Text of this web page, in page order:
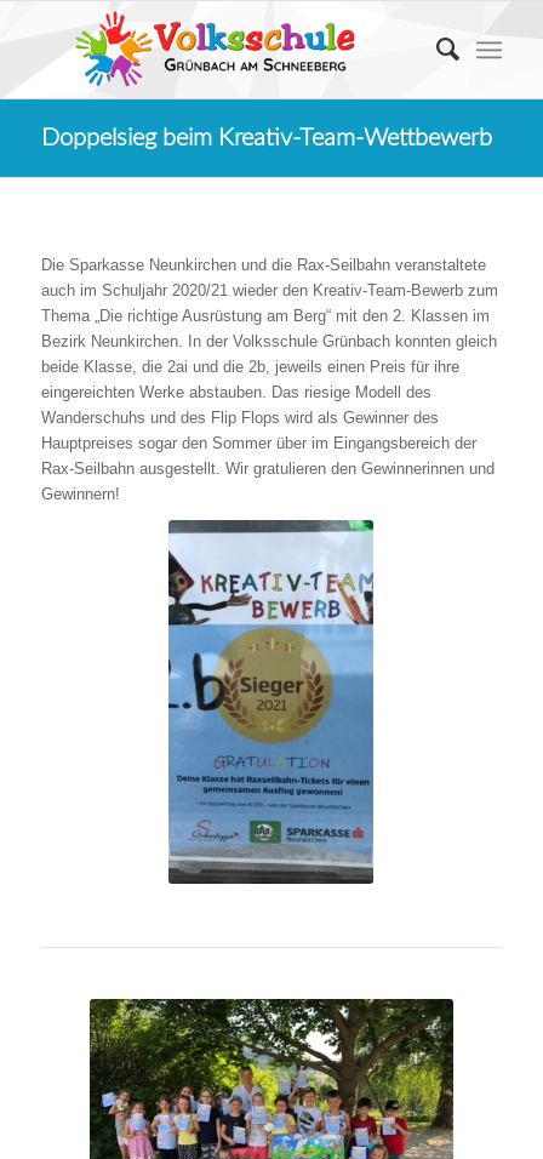
Doppelsieg beim Kreativ-Team-Wettbewerb
Die Sparkasse Neunkirchen und die Rax-Seilbahn veranstaltete
auch im Schuljahr 2020/21 wieder den Kreativ-Team-Bewerb zum
Thema „Die richtige Ausrüstung am Berg“ mit den 2. Klassen im
Bezirk Neunkirchen. In der Volksschule Grünbach konnten gleich
beide Klasse, die 2ai und die 2b, jeweils einen Preis für ihre
eingereichten Werke abstauben. Das riesige Modell des
Wanderschuhs und des Flip Flops wird als Gewinner des
Hauptpreises sogar den Sommer über im Eingangsbereich der
Rax-Seilbahn ausgestellt. Wir gratulieren den Gewinnerinnen und
Gewinnern!